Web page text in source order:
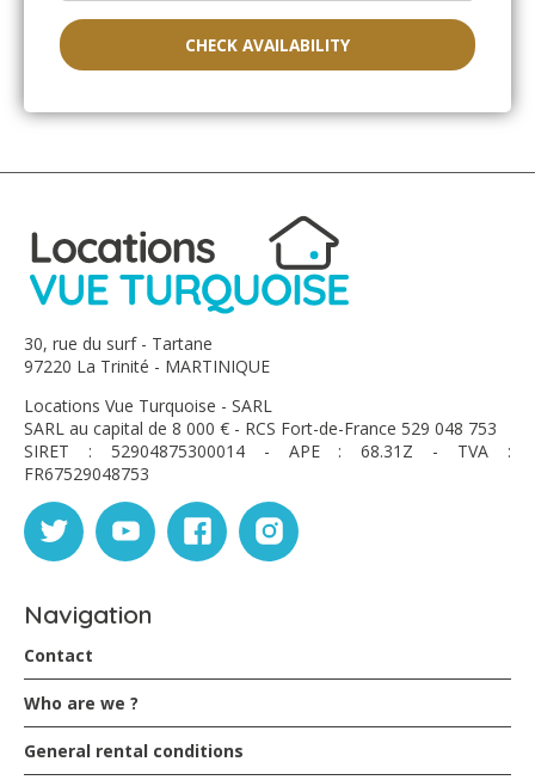
repos.
Pareil, la douche extérieure est en fin de vie.
Herpin Cécilia - January 2024
Location conforme au descriptif
La maison est idéalement située avec tout le confort
Nous avons passé un agréable séjour
Je recommande cette location ????
Franco - January 2023
merci, nous avons apprécié notre séjour et la Villa
Pinsonnelle est vraiment magnifique.
Nous espérons revenir bientôt
jessyka chomereau-lamotte - November 2022
la maison est bien située et très agréable. nous y avons
Vannier - September 2022
CHECK AVAILABILITY
30, rue du surf - Tartane
97220 La Trinité - MARTINIQUE
Locations Vue Turquoise - SARL
SARL au capital de 8 000 € - RCS Fort-de-France 529 048 753
SIRET : 52904875300014 - APE : 68.31Z - TVA :
FR67529048753
Navigation
Contact
Who are we ?
General rental conditions